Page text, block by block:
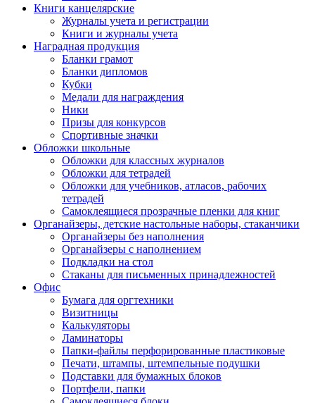
Книги канцелярские
Журналы учета и регистрации
Книги и журналы учета
Наградная продукция
Бланки грамот
Бланки дипломов
Кубки
Медали для награждения
Ники
Призы для конкурсов
Спортивные значки
Обложки школьные
Обложки для классных журналов
Обложки для тетрадей
Обложки для учебников, атласов, рабочих
тетрадей
Самоклеящиеся прозрачные пленки для книг
Органайзеры, детские настольные наборы, стаканчики
Органайзеры без наполнения
Органайзеры с наполнением
Подкладки на стол
Стаканы для письменных принадлежностей
Офис
Бумага для оргтехники
Визитницы
Калькуляторы
Ламинаторы
Папки-файлы перфорированные пластиковые
Печати, штампы, штемпельные подушки
Подставки для бумажных блоков
Портфели, папки